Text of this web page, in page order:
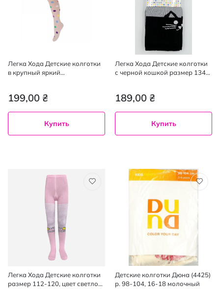
Легка Хода Детские колготки
в крупный яркий
меланж, 1 шт
199,00 ₴
Купить
Легка Хода Детские колготки
с черной кошкой размер 134-
189,00 ₴
Купить
Легка Хода Детские колготки
размер 112-120, цвет светло-
Детские колготки Дюна (4425)
р. 98-104, 16-18 молочный